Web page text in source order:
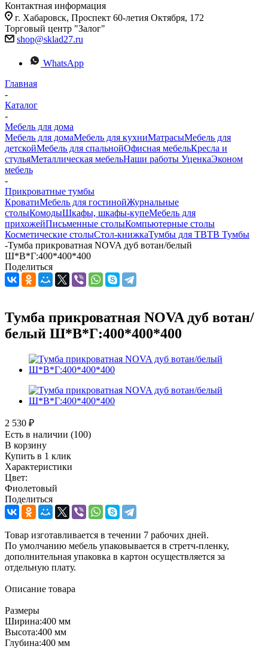
Контактная информация
г. Хабаровск, Проспект 60-летия Октября, 172
Торговый центр "Залог"
shop@sklad27.ru
WhatsApp
Главная
-
Каталог
-
Мебель для дома
Мебель для домаМебель для кухниМатраcыМебель для
детскойМебель для спальнойОфисная мебельКресла и
стульяМеталлическая мебельНаши работы УценкаЭконом
мебель
-
Прикроватные тумбы
КроватиМебель для гостинойЖурнальные
столыКомодыШкафы, шкафы-купеМебель для
прихожейПисьменные столыКомпьютерные столы
Косметические столыСтол-книжкаТумбы для ТВТВ Тумбы
-Тумба прикроватная NOVA дуб вотан/белый
Ш*В*Г:400*400*400
Поделиться
Тумба прикроватная NOVA дуб вотан/
белый Ш*В*Г:400*400*400
2 530 ₽
Есть в наличии (100)
В корзину
Купить в 1 клик
Характеристики
Цвет:
Фиолетовый
Поделиться
Товар изготавливается в течении 7 рабочих дней.
По умолчанию мебель упаковывается в стретч-пленку,
дополнительная упаковка в картон осуществляется за
отдельную плату.
Описание товара
Размеры
Ширина:400 мм
Высота:400 мм
Глубина:400 мм